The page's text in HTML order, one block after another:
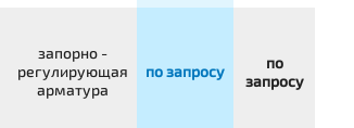
запорно -
регулирующая
арматура
по запросу
по
запросу